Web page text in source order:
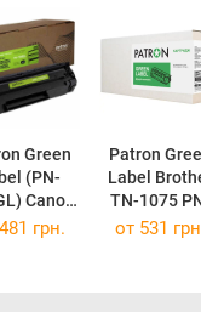
(PN-
Canon
MF44x
Patron Green
Label
TN-1075 PN-
481 грн. от 531